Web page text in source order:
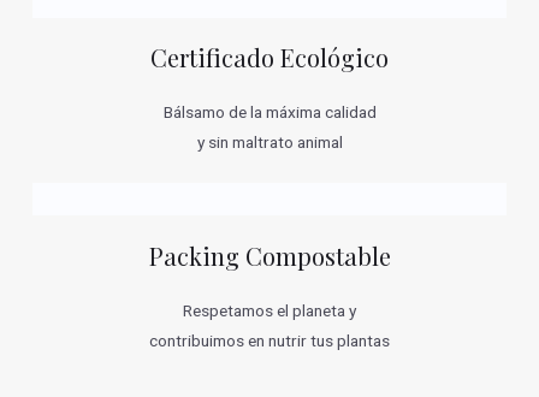
Certificado Ecológico
Bálsamo de la máxima calidad
y sin maltrato animal
Packing Compostable
Respetamos el planeta y
contribuimos en nutrir tus plantas